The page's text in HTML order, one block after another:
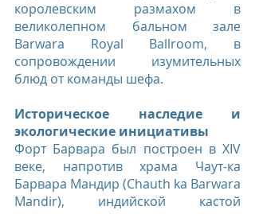
королевским размахом в
великолепном бальном зале
Barwara Royal Ballroom, в
сопровождении изумительных
блюд от команды шефа.
Историческое наследие и
экологические инициативы
Форт Барвара был построен в XIV
веке, напротив храма Чаут-ка
Барвара Мандир (Chauth ka Barwara
Mandir), индийской кастой